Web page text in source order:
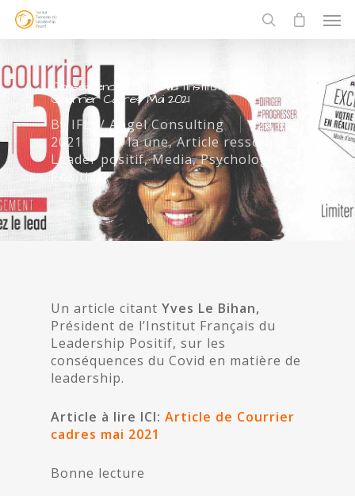
Conséquences du Covid: l’Institut cité dans
Courrier Cadres Mai 2021
ByIFLP/ Angel Consulting
24 mai
2021
À la une,Article ressource
Leader positif,Media,Psychologie
Positive
Un article citant Yves Le Bihan,
Président de l’Institut Français du
Leadership Positif, sur les
conséquences du Covid en matière de
leadership.
Article à lire ICI: Article de Courrier
cadres mai 2021
Bonne lecture